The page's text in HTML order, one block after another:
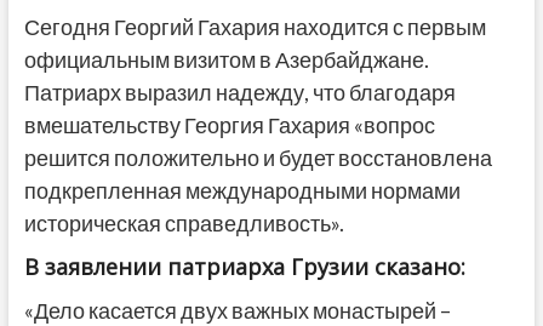
Сегодня Георгий Гахария находится с первым
официальным визитом в Азербайджане.
Патриарх выразил надежду, что благодаря
вмешательству Георгия Гахария «вопрос
решится положительно и будет восстановлена
подкрепленная международными нормами
историческая справедливость».
В заявлении патриарха Грузии сказано:
«Дело касается двух важных монастырей –